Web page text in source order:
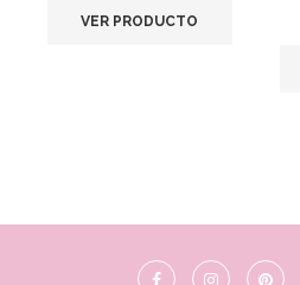
VER PRODUCTO